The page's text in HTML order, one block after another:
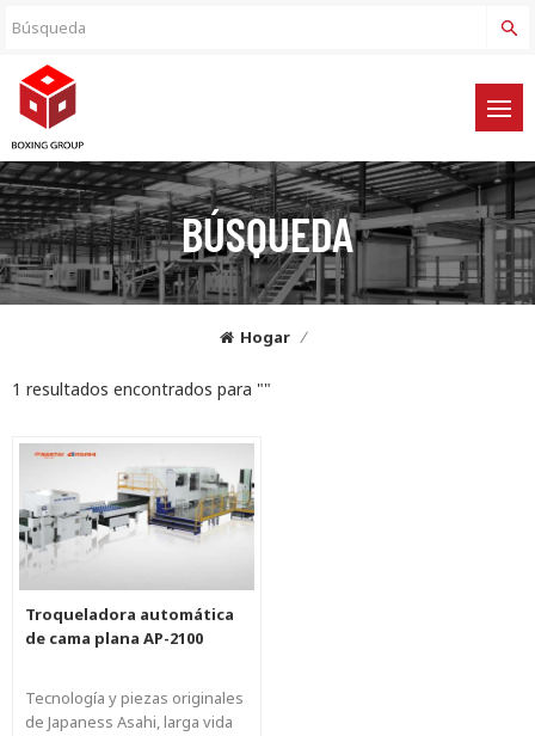
BÚSQUEDA
Hogar /
1 resultados encontrados para ""
Troqueladora automática
de cama plana AP-2100
Tecnología y piezas originales
de Japaness Asahi, larga vida